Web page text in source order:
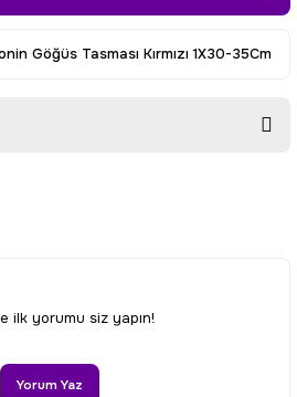
Göğüs Tasması Kırmızı 1X30-35Cm
ürün açıklamalarında ve diğer
noktaları öneri formunu
veya görüntülenemiyor.
bulunuyor.
ilk yorumu siz yapın!
Yorum Yaz